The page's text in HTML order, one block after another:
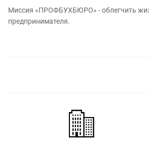
Миссия «ПРОФБУХБЮРО» - облегчить
предпринимателя.